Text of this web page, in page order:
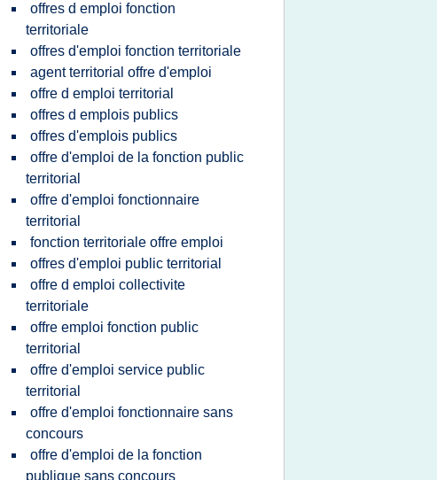
offres d emploi fonction
territoriale
offres d'emploi fonction territoriale
agent territorial offre d'emploi
offre d emploi territorial
offres d emplois publics
offres d'emplois publics
offre d'emploi de la fonction public
territorial
offre d'emploi fonctionnaire
territorial
fonction territoriale offre emploi
offres d'emploi public territorial
offre d emploi collectivite
territoriale
offre emploi fonction public
territorial
offre d'emploi service public
territorial
offre d'emploi fonctionnaire sans
concours
offre d'emploi de la fonction
publique sans concours